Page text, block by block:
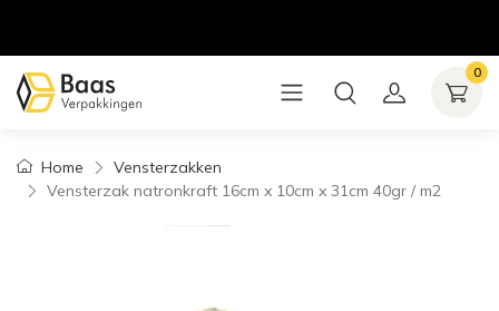
0
Home
Vensterzakken
Vensterzak natronkraft 16cm x 10cm x 31cm 40gr / m2